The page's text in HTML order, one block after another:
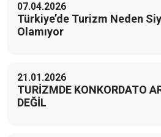
07.04.2026
Türkiye’de Turizm Neden
Olamıyor
21.01.2026
TURİZMDE KONKORDATO
DEĞİL